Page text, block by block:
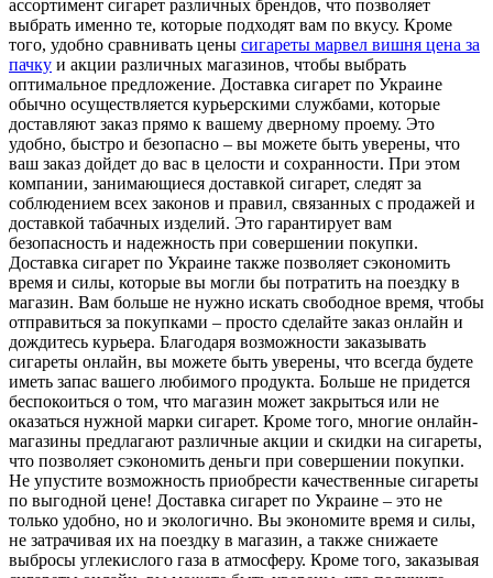
ассортимент сигарет различных брендов, что позволяет
выбрать именно те, которые подходят вам по вкусу. Кроме
того, удобно сравнивать цены сигареты марвел вишня цена за
пачку и акции различных магазинов, чтобы выбрать
оптимальное предложение. Доставка сигарет по Украине
обычно осуществляется курьерскими службами, которые
доставляют заказ прямо к вашему дверному проему. Это
удобно, быстро и безопасно – вы можете быть уверены, что
ваш заказ дойдет до вас в целости и сохранности. При этом
компании, занимающиеся доставкой сигарет, следят за
соблюдением всех законов и правил, связанных с продажей и
доставкой табачных изделий. Это гарантирует вам
безопасность и надежность при совершении покупки.
Доставка сигарет по Украине также позволяет сэкономить
время и силы, которые вы могли бы потратить на поездку в
магазин. Вам больше не нужно искать свободное время, чтобы
отправиться за покупками – просто сделайте заказ онлайн и
дождитесь курьера. Благодаря возможности заказывать
сигареты онлайн, вы можете быть уверены, что всегда будете
иметь запас вашего любимого продукта. Больше не придется
беспокоиться о том, что магазин может закрыться или не
оказаться нужной марки сигарет. Кроме того, многие онлайн-
магазины предлагают различные акции и скидки на сигареты,
что позволяет сэкономить деньги при совершении покупки.
Не упустите возможность приобрести качественные сигареты
по выгодной цене! Доставка сигарет по Украине – это не
только удобно, но и экологично. Вы экономите время и силы,
не затрачивая их на поездку в магазин, а также снижаете
выбросы углекислого газа в атмосферу. Кроме того, заказывая